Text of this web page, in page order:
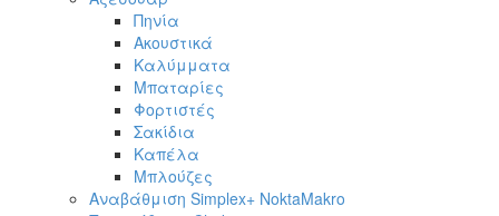
Πηνία
Ακουστικά
Καλύμματα
Μπαταρίες
Φορτιστές
Σακίδια
Καπέλα
Μπλούζες
Αναβάθμιση Simplex+ NoktaMakro